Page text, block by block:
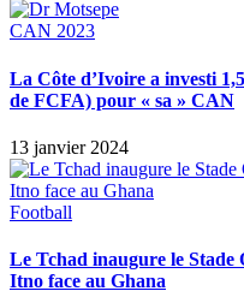
CAN 2023
La Côte d’Ivoire a investi
de FCFA) pour « sa » CAN
13 janvier 2024
Football
Le Tchad inaugure le
Itno face au Ghana